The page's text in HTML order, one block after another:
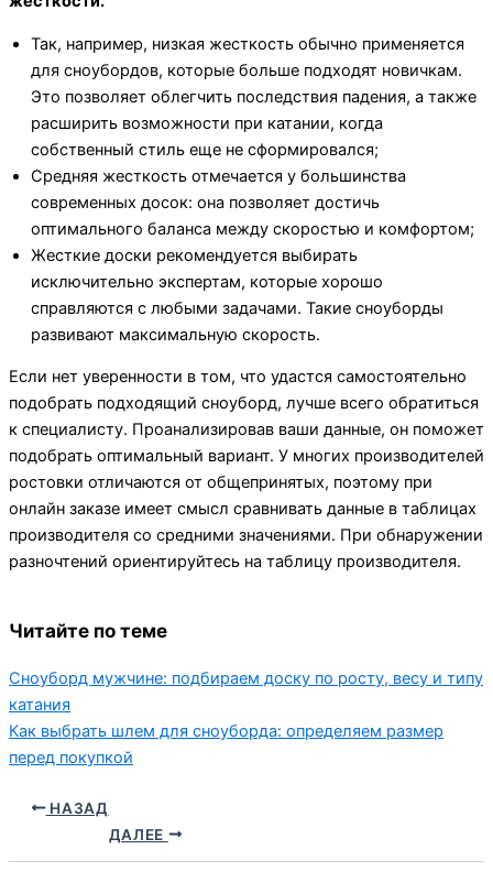
Так, например, низкая жесткость обычно применяется
для сноубордов, которые больше подходят новичкам.
Это позволяет облегчить последствия падения, а также
расширить возможности при катании, когда
собственный стиль еще не сформировался;
Средняя жесткость отмечается у большинства
современных досок: она позволяет достичь
оптимального баланса между скоростью и комфортом;
Жесткие доски рекомендуется выбирать
исключительно экспертам, которые хорошо
справляются с любыми задачами. Такие сноуборды
развивают максимальную скорость.
Если нет уверенности в том, что удастся самостоятельно
подобрать подходящий сноуборд, лучше всего обратиться
к специалисту. Проанализировав ваши данные, он поможет
подобрать оптимальный вариант. У многих производителей
ростовки отличаются от общепринятых, поэтому при
онлайн заказе имеет смысл сравнивать данные в таблицах
производителя со средними значениями. При обнаружении
разночтений ориентируйтесь на таблицу производителя.
Читайте по теме
Сноуборд мужчине: подбираем доску по росту, весу и типу
катания
Как выбрать шлем для сноуборда: определяем размер
перед покупкой
НАЗАД
ДАЛЕЕ